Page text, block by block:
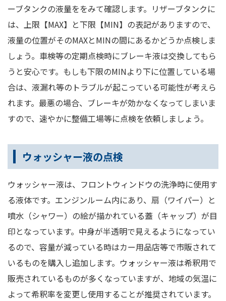
ーブタンクの液量ををみて確認します。リザーブタンクに
は、上限【MAX】と下限【MIN】の表記がありますので、
液量の位置がそのMAXとMINの間にあるかどうか点検しま
しょう。車検等の定期点検時にブレーキ液は交換してもら
うと安心です。もしも下限のMINより下に位置している場
合は、液漏れ等のトラブルが起こっている可能性が考えら
れます。最悪の場合、ブレーキが効かなくなってしまいま
すので、速やかに整備工場等に点検を依頼しましょう。
ウォッシャー液の点検
ウォッシャー液は、フロントウィンドウの洗浄時に使用す
る液体です。エンジンルーム内にあり、扇（ワイパー）と
噴水（シャワー）の絵が描かれている蓋（キャップ）が目
印となっています。中身が半透明で見えるようになってい
るので、容量が減っている時はカー用品店等で市販されて
いるものを購入し追加します。ウォッシャー液は希釈用で
販売されているものが多くなっていますが、地域の気温に
よって希釈率を変更し使用することが推奨されています。